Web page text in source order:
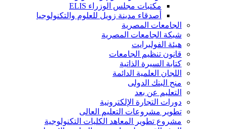
مكتبات مجلس الوزراء ELIS
أصدقاء مدينة زويل للعلوم والتكنولوجيا
الجامعات المصرية
شبكة الجامعات المصرية
هيئة الفولبرايت
قانون تنظيم الجامعات
كتابة السيرة الذاتية
اللجان العلمية الدائمة
منح البنك الدولى
التعليم عن بعد
دورات التجارة الإلكترونية
تطوير مشروعات التعليم العالى
مشروع تطوير المعاهد الكليات التكنولوجية